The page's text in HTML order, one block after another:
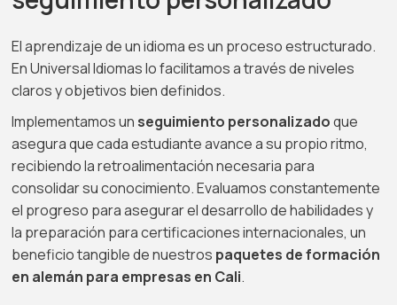
El aprendizaje de un idioma es un proceso estructurado.
En Universal Idiomas lo facilitamos a través de niveles
claros y objetivos bien definidos.
Implementamos un seguimiento personalizadoque
asegura que cada estudiante avance a su propio ritmo,
recibiendo la retroalimentación necesaria para
consolidar su conocimiento. Evaluamos constantemente
el progreso para asegurar el desarrollo de habilidades y
la preparación para certificaciones internacionales, un
beneficio tangible de nuestros paquetes de formación
en alemán para empresas en Cali.